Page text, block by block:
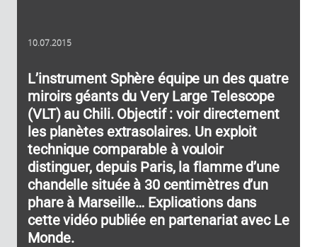
10.07.2015
L’instrument Sphère équipe un des quatre
miroirs géants du Very Large Telescope
(VLT) au Chili. Objectif : voir directement
les planètes extrasolaires. Un exploit
technique comparable à vouloir
distinguer, depuis Paris, la flamme d’une
chandelle située à 30 centimètres d’un
phare à Marseille… Explications dans
cette vidéo publiée en partenariat avec Le
Monde.